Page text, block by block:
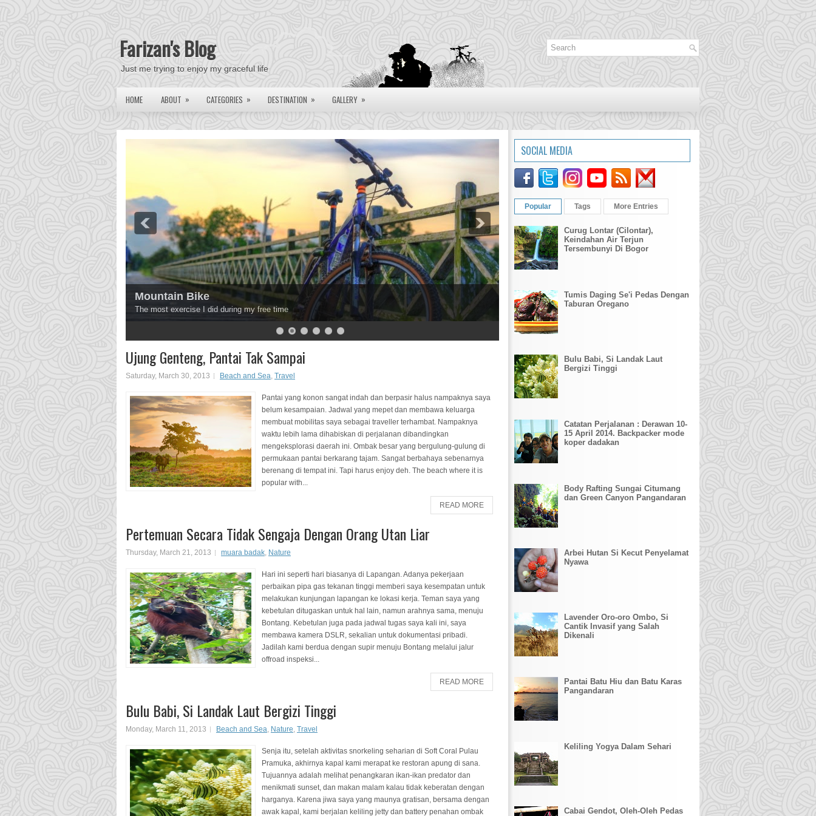
Farizan's Blog
Just me trying to enjoy my graceful life
HOME ABOUT » CATEGORIES » DESTINATION » GALLERY »
Mountain Bike
The most exercise I did during my free time
Ujung Genteng, Pantai Tak Sampai
Saturday, March 30, 2013 Beach and Sea, Travel
Pantai yang konon sangat indah dan berpasir halus nampaknya saya
belum kesampaian. Jadwal yang mepet dan membawa keluarga
membuat mobilitas saya sebagai traveller terhambat. Nampaknya
waktu lebih lama dihabiskan di perjalanan dibandingkan
mengeksplorasi daerah ini. Ombak besar yang bergulung-gulung di
permukaan pantai berkarang tajam. Sangat berbahaya sebenarnya
berenang di tempat ini. Tapi harus enjoy deh. The beach where it is
popular with...
READ MORE
Pertemuan Secara Tidak Sengaja Dengan Orang Utan Liar
Thursday, March 21, 2013 muara badak, Nature
Hari ini seperti hari biasanya di Lapangan. Adanya pekerjaan
perbaikan pipa gas tekanan tinggi memberi saya kesempatan untuk
melakukan kunjungan lapangan ke lokasi kerja. Teman saya yang
kebetulan ditugaskan untuk hal lain, namun arahnya sama, menuju
Bontang. Kebetulan juga pada jadwal tugas saya kali ini, saya
membawa kamera DSLR, sekalian untuk dokumentasi pribadi.
Jadilah kami berdua dengan supir menuju Bontang melalui jalur
offroad inspeksi...
READ MORE
Bulu Babi, Si Landak Laut Bergizi Tinggi
Monday, March 11, 2013 Beach and Sea, Nature, Travel
Senja itu, setelah aktivitas snorkeling seharian di Soft Coral Pulau
Pramuka, akhirnya kapal kami merapat ke restoran apung di sana.
Tujuannya adalah melihat penangkaran ikan-ikan predator dan
menikmati sunset, dan makan malam kalau tidak keberatan dengan
harganya. Karena jiwa saya yang maunya gratisan, bersama dengan
awak kapal, kami berjalan keliling jetty dan battery penahan ombak
SOCIAL MEDIA
Popular Tags More Entries
Curug Lontar (Cilontar),
Keindahan Air Terjun
Tersembunyi Di Bogor
Tumis Daging Se'i Pedas Dengan
Taburan Oregano
Bulu Babi, Si Landak Laut
Bergizi Tinggi
Catatan Perjalanan : Derawan 10-
15 April 2014. Backpacker mode
koper dadakan
Body Rafting Sungai Citumang
dan Green Canyon Pangandaran
Arbei Hutan Si Kecut Penyelamat
Nyawa
Lavender Oro-oro Ombo, Si
Cantik Invasif yang Salah
Dikenali
Pantai Batu Hiu dan Batu Karas
Pangandaran
Keliling Yogya Dalam Sehari
Cabai Gendot, Oleh-Oleh Pedas